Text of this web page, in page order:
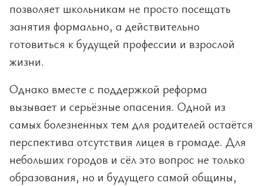
позволяет школьникам не просто посещать
занятия формально, а действительно
готовиться к будущей профессии и взрослой
жизни.
Однако вместе с поддержкой реформа
вызывает и серьёзные опасения. Одной из
самых болезненных тем для родителей остаётся
перспектива отсутствия лицея в громаде. Для
небольших городов и сёл это вопрос не только
образования, но и будущего самой общины,